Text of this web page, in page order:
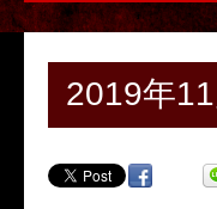
2019年